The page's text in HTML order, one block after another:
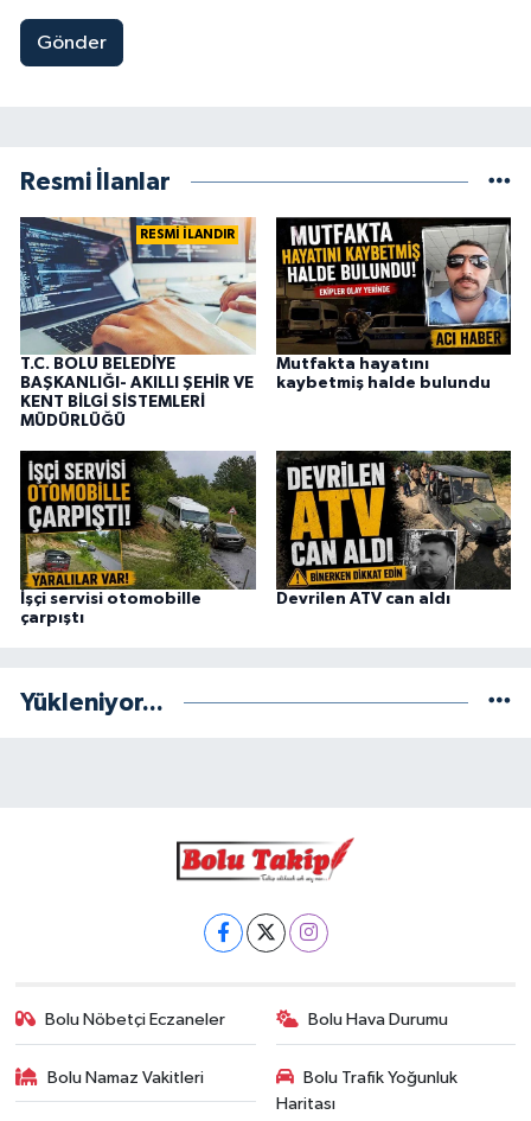
Gönder
Resmi İlanlar
RESMİ İLANDIR
T.C. BOLU BELEDİYE
BAŞKANLIĞI- AKILLI ŞEHİR VE
KENT BİLGİ SİSTEMLERİ
MÜDÜRLÜĞÜ
Mutfakta hayatını
kaybetmiş halde bulundu
İşçi servisi otomobille
çarpıştı
Devrilen ATV can aldı
Yükleniyor...
Bolu Nöbetçi Eczaneler Bolu Hava Durumu
Bolu Namaz Vakitleri
Bolu Trafik Yoğunluk
Haritası